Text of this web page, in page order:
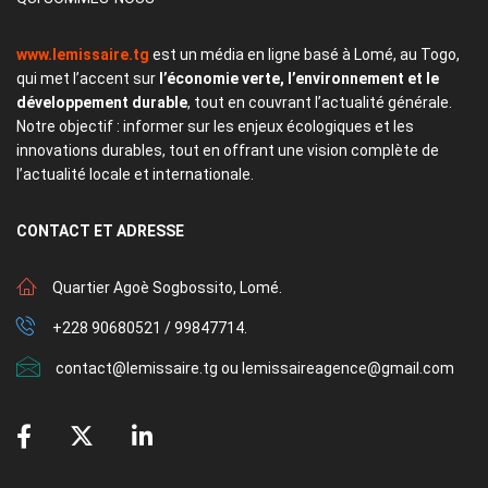
www.lemissaire.tg est un média en ligne basé à Lomé, au Togo,
qui met l’accent sur l’économie verte, l’environnement et le
développement durable, tout en couvrant l’actualité générale.
Notre objectif : informer sur les enjeux écologiques et les
innovations durables, tout en offrant une vision complète de
l’actualité locale et internationale.
CONTACT ET ADRESSE
Quartier Agoè Sogbossito, Lomé.
+228 90680521 / 99847714.
contact@lemissaire.tg ou lemissaireagence@gmail.com